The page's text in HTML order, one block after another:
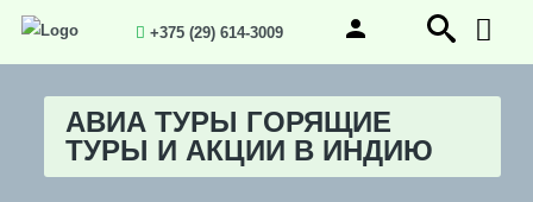
+375 (29) 614-3009
АВИА ТУРЫ ГОРЯЩИЕ
ТУРЫ И АКЦИИ В ИНДИЮ